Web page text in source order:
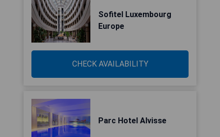
Sofitel Luxembourg
Europe
CHECK AVAILABILITY
Parc Hotel Alvisse